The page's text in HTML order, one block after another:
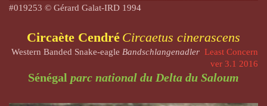
#019253 © Gérard Galat-IRD 1994
Circaète Cendré Circaetus cinerascens
Western Banded Snake-eagle Bandschlangenadler Least Concern
ver 3.1 2016
Sénégal parc national du Delta du Saloum